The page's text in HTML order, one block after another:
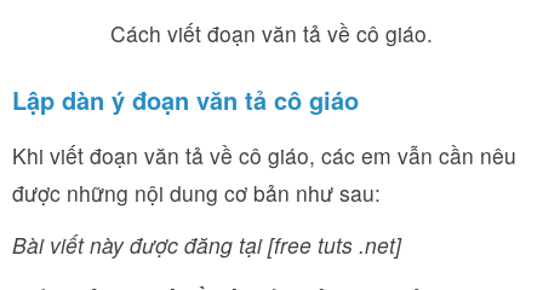
Cách viết đoạn văn tả về cô giáo.
Lập dàn ý đoạn văn tả cô giáo
Khi viết đoạn văn tả về cô giáo, các em vẫn cần nêu
được những nội dung cơ bản như sau:
Bài viết này được đăng tại [free tuts .net]